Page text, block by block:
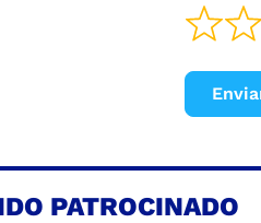
PATROCINADO